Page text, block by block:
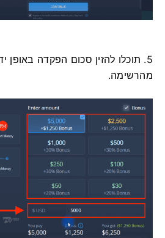
5. תוכלו להזין סכום הפקדה באופן
מהרשימה.